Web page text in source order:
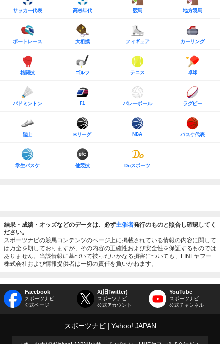
サッカー代表 高校年代 競馬 地方競馬
ボートレース 大相撲 フィギュア カーリング
格闘技 ゴルフ テニス 卓球
バドミントン F1 バレーボール ラグビー
陸上 Bリーグ NBA バスケ代表
学生バスケ 他競技 Doスポーツ
結果・成績・オッズなどのデータは、必ず主催者発行のものと照合し確認してく
ださい。
スポーツナビの競馬コンテンツのページ上に掲載されている情報の内容に関して
は万全を期しておりますが、その内容の正確性および安全性を保証するものでは
ありません。当該情報に基づいて被ったいかなる損害についても、LINEヤフー
株式会社および情報提供者は一切の責任を負いかねます。
Facebook
スポーツナビ
公式ページ
X(旧Twitter)
スポーツナビ
公式アカウント
YouTube
スポーツナビ
公式チャンネル
スポーツナビ Yahoo! JAPAN